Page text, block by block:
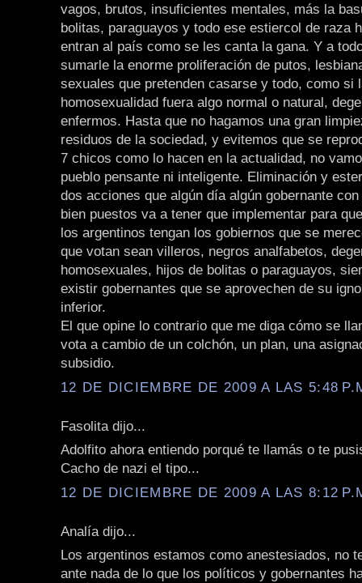
vagos, brutos, insuficientes mentales, más la
bolitas, paraguayos y todo ese estiercol de raza
entran al país como se les canta la gana. Y a
sumarle la enorme proliferación de putos,
sexuales que pretenden casarse y todo, como si
homosexualidad fuera algo normal o natural,
enfermos. Hasta que no hagamos una gran
residuos de la sociedad, y evitemos que se
7 chicos como lo hacen en la actualidad, no
pueblo pensante ni inteligente. Eliminación y
dos acciones que algún día algún gobernante
bien puestos va a tener que implementar para
los argentinos tengan los gobiernos que se
que votan sean villeros, negros analfabetos,
homosexuales, hijos de bolitas o paraguayos,
existir gobernantes que se aprovechen de su
inferior.
El que opine lo contrario que me diga cómo se
vota a cambio de un colchón, un plan, una
subsidio.
12 DE DICIEMBRE DE 2009 A LAS 5:48
Fasolita dijo...
Adolfito ahora entiendo porqué te llamás o te
Cacho de nazi el tipo...
12 DE DICIEMBRE DE 2009 A LAS 8:12
Analía dijo...
Los argentinos estamos como anestesiados, no
ante nada de lo que los políticos y gobernantes